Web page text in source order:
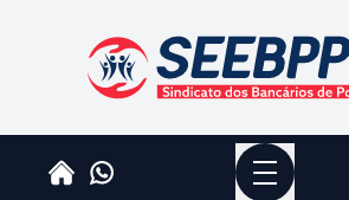
SEEBPPMS - Sindicato dos
HomeWhatsapp
Menu